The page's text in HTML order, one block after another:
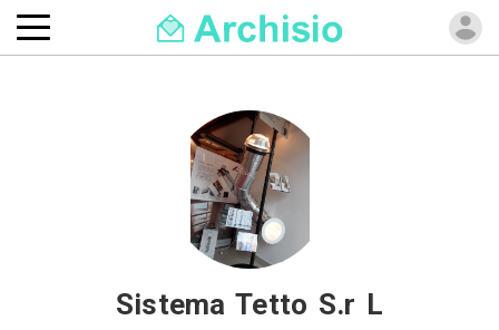
Sistema Tetto S.r L